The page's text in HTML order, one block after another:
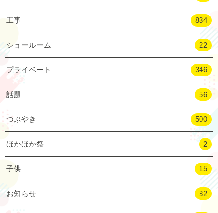
工事 834
ショールーム 22
プライベート 346
話題 56
つぶやき 500
ほかほか祭 2
子供 15
お知らせ 32